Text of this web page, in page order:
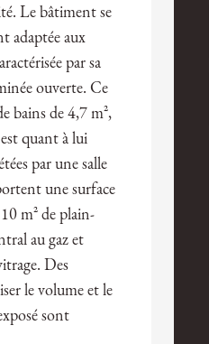
Le bâtiment se
adaptée aux
par sa
ouverte. Ce
bains de 4,7 m²,
quant à lui
par une salle
une surface
m² de plain-
au gaz et
Des
le volume et le
sont